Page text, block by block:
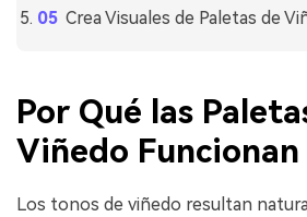
Crea Visuales de Paletas de
Por Qué las
Viñedo Funcionan
Los tonos de viñedo resultan